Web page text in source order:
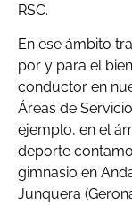
RSC.
En ese ámbito
por y para el
conductor en
Áreas de
ejemplo, en el
deporte
gimnasio en
Junquera